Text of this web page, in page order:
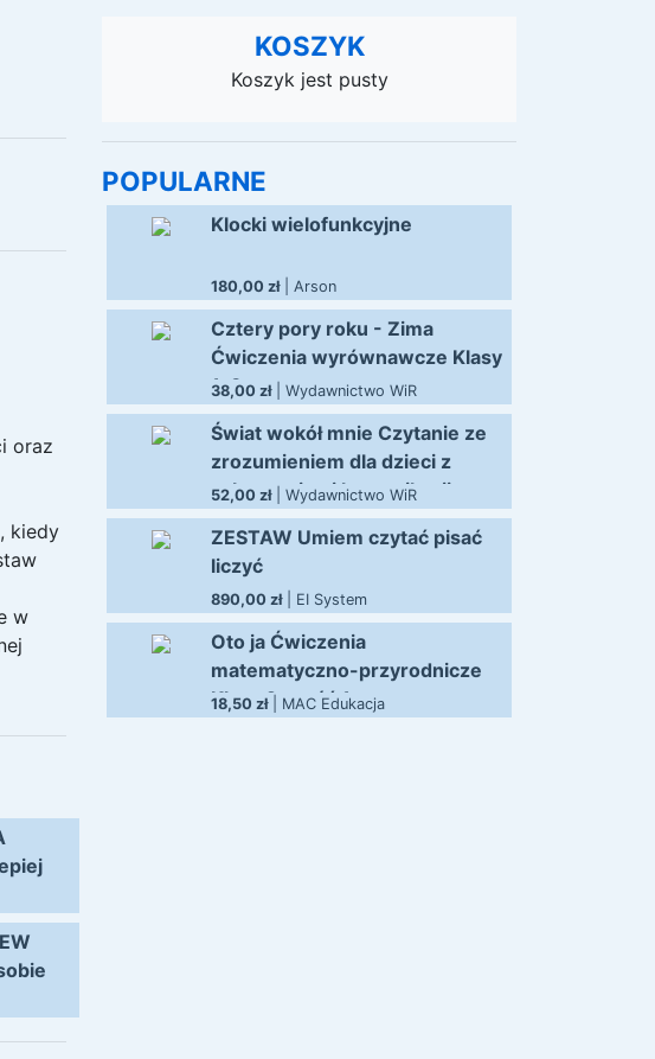
oraz
kiedy
w
KOSZYK
Koszyk jest pusty
POPULARNE
Klocki wielofunkcyjne
180,00 zł| Arson
Cztery pory roku - Zima
Ćwiczenia wyrównawcze Klasy
1-3
38,00 zł| Wydawnictwo WiR
Świat wokół mnie Czytanie ze
zrozumieniem dla dzieci z
zaburzeniami komunikacji
językowej
52,00 zł| Wydawnictwo WiR
ZESTAW Umiem czytać pisać
liczyć
890,00 zł| EI System
Oto ja Ćwiczenia
matematyczno-przyrodnicze
Klasa 2 część 1
18,50 zł| MAC Edukacja